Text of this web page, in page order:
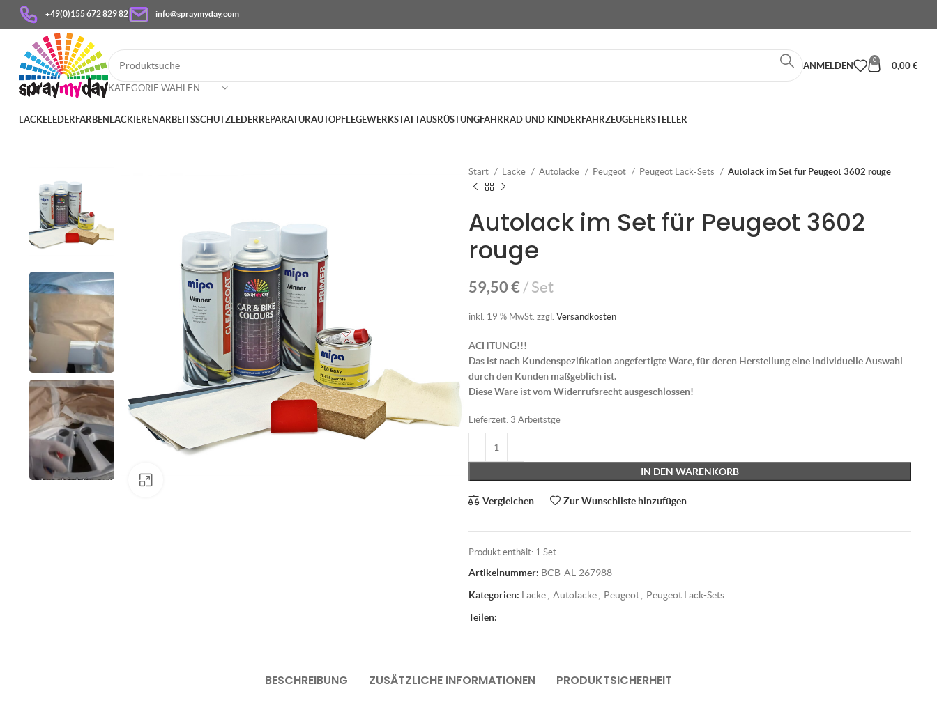
+49(0)155 672 829 82 info@spraymyday.com
KATEGORIE WÄHLEN
ANMELDEN
0
0,00 €
LACKELEDERFARBENLACKIERENARBEITSSCHUTZLEDERREPARATURAUTOPFLEGEWERKSTATTAUSRÜSTUNGFAHRRAD UND KINDERFAHRZEUGEHERSTELLER
Start Lacke Autolacke Peugeot Peugeot Lack-Sets Autolack im Set für Peugeot 3602 rouge
Autolack im Set für Peugeot 3602
rouge
59,50€ Set
inkl. 19 % MwSt. zzgl. Versandkosten
ACHTUNG!!!
Das ist nach Kundenspezifikation angefertigte Ware, für deren Herstellung eine individuelle Auswahl
durch den Kunden maßgeblich ist.
Diese Ware ist vom Widerrufsrecht ausgeschlossen!
Lieferzeit: 3 Arbeitstge
IN DEN WARENKORB
Vergleichen Zur Wunschliste hinzufügen
Produkt enthält: 1 Set
Artikelnummer: BCB-AL-267988
Kategorien: Lacke Autolacke Peugeot
Peugeot Lack-Sets
Teilen:
BESCHREIBUNG ZUSÄTZLICHE INFORMATIONEN PRODUKTSICHERHEIT